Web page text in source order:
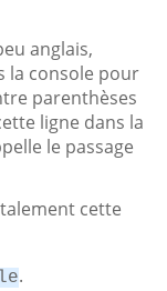
anglais,
la console pour
parenthèses
ligne dans la
le passage
cette
.